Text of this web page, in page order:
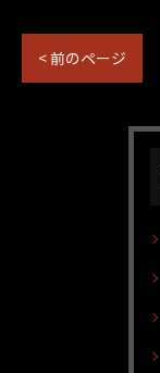
< 前のページ